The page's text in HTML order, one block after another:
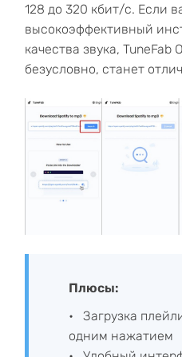
128 до 320 кбит/с. Если
высокоэффективный
качества звука,
безусловно, станет
Плюсы:
Загрузка
одним нажатием